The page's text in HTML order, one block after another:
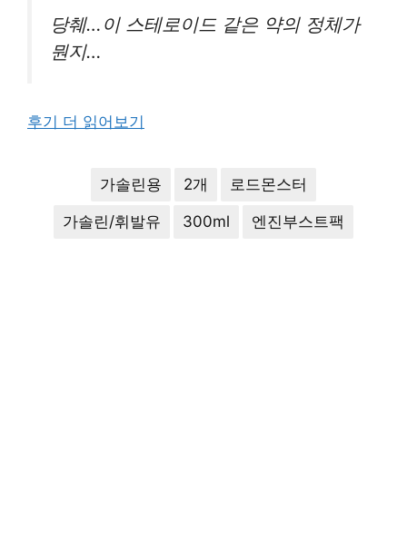
당췌…이 스테로이드 같은 약의 정체가
뭔지…
후기 더 읽어보기
가솔린용 2개 로드몬스터
가솔린/휘발유 300ml 엔진부스트팩